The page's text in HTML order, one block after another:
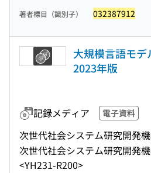
著者標目（識別子） 032387912
大規模言語モデ
2023年版
記録メディア 電子資料
次世代社会システム研究開発
次世代社会システム研究開発
<YH231-R200>